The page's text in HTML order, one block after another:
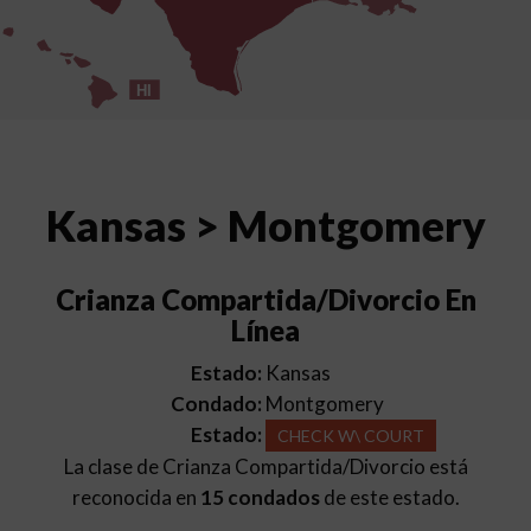
HI
Kansas > Montgomery
Crianza Compartida/Divorcio En
Línea
Estado: Kansas
Condado: Montgomery
Estado:
CHECK W\ COURT
La clase de Crianza Compartida/Divorcio está
reconocida en 15 condadosde este estado.